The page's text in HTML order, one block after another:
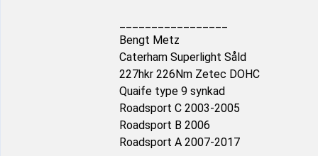
Bengt Metz
Caterham Superlight Såld
227hkr 226Nm Zetec DOHC
Quaife type 9 synkad
Roadsport C 2003-2005
Roadsport B 2006
Roadsport A 2007-2017